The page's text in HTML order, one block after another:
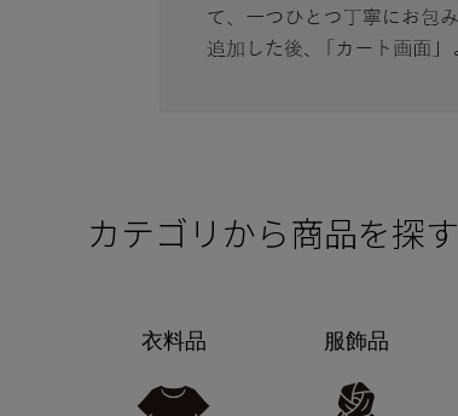
カテゴリから商品を探す
衣料品 服飾品